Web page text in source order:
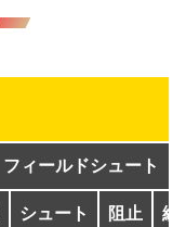
フィールドシュート
シュート 阻止 総